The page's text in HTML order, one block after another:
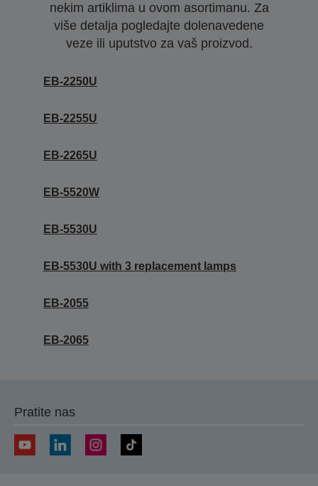
nekim artiklima u ovom asortimanu. Za
više detalja pogledajte dolenavedene
veze ili uputstvo za vaš proizvod.
EB-2250U
EB-2255U
EB-2265U
EB-5520W
EB-5530U
EB-5530U with 3 replacement lamps
EB-2055
EB-2065
Pratite nas